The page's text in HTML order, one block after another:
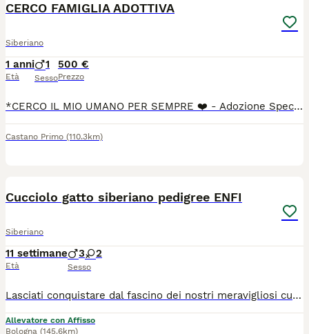
CERCO FAMIGLIA ADOTTIVA
Siberiano
1 anni
Età
1
Sesso
500 €
Prezzo
*CERCO IL MIO UMANO PER SEMPRE ❤️ - Adozione Speciale Castano Primo/MI* Lui è Tigro, 3 anni, castrato e sanissimo. Il suo lavoro preferito? Farti da ombra. *I suoi superpoteri con le persone:* - Dormire accanto a te nel letto, appiccicato. - Seguirti in ogni stanza perché la solitudine non è contemplata. - Pretendere coccole e ricambiare con fusa e testatine. È il gatto ideale se sogni un coinquilino affettuoso che ti sceglie ogni giorno. Con gli umani è un patatone totale. *L’unica regola di Tigro: niente coinquilini pelosi.* Non tollera altri gatti in casa. Con loro va in stress e diventa aggressivo per difendere il suo territorio e le sue persone. Per questo cerco per lui una famiglia *senza altri animali*, dove possa essere l’unico re del divano. Ha già cambiato casa una volta proprio per questo motivo. Per evitargli altro stress, farò colloquio conoscitivo, visita pre-affido e prevedo 2 settimane di prova. Voglio che questa sia la sua ultima casa. Se cerchi un gatto-cane che vive per stare con te, lui è perfetto. Se invece vuoi più gatti, purtroppo non fa per voi. Zona: Castano Primo (MI), ma mi sposto per la casa giusta. Contattami su WhatsApp: [3284511751)
Castano Primo (110.3km)
Cucciolo gatto siberiano pedigree ENFI
Siberiano
11 settimane
Età
3 2
Sesso
Lasciati conquistare dal fascino dei nostri meravigliosi cuccioli di Gatto Siberiano! Nati e cresciuti in famiglia con amore, attenzioni e tanta socializzazione, i nostri piccoli sono dolci, affettuosi, giocherelloni e abituati alla vita domestica. Ogni giorno vengono seguiti con cura per garantire salute, equilibrio caratteriale e benessere. ✨ Perché scegliere un cucciolo di Fusa delle Nevi? ✔ Pedigree ENFI ✔ Genitori entrambi Siberiani con pedigree ✔ Test FELV e FIV negativi ✔ Ecocardio dei riproduttori esente da patologie genetiche ✔ Vaccinazioni e sverminazioni effettuate secondo protocollo ✔ Libretto sanitario ✔ Assistenza e consigli anche dopo l’arrivo nella nuova famiglia ✔️ Regolare contratto di cessione ✔️ kit di benvenuto cucciolo I nostri cuccioli verranno affidati solo al raggiungimento dei 90 giorni per una completa socializzazione, pronti per iniziare una nuova avventura con la loro famiglia per sempre. 📸 Durante la crescita inviamo foto e aggiornamenti ai futuri proprietari, che potranno seguire passo dopo passo lo sviluppo del proprio cucciolo. Se stai cercando un compagno elegante, intelligente, affettuoso e dal carattere straordinario, un Siberiano di Fusa delle Nevi potrebbe essere il nuovo membro della tua famiglia. Contattaci senza impegno per informazioni, disponibilità, foto e video dei cuccioli, se non siete della zona i cuccioli sono visibili in videochiamata con i genitori e organizziamo la consegna .
Allevatore con Affisso
Bologna (145.6km)